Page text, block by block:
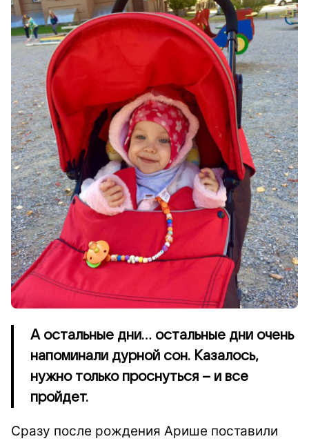
А остальные дни… остальные дни очень
напоминали дурной сон. Казалось,
нужно только проснуться – и все
пройдет.
Сразу после рождения Арише поставили